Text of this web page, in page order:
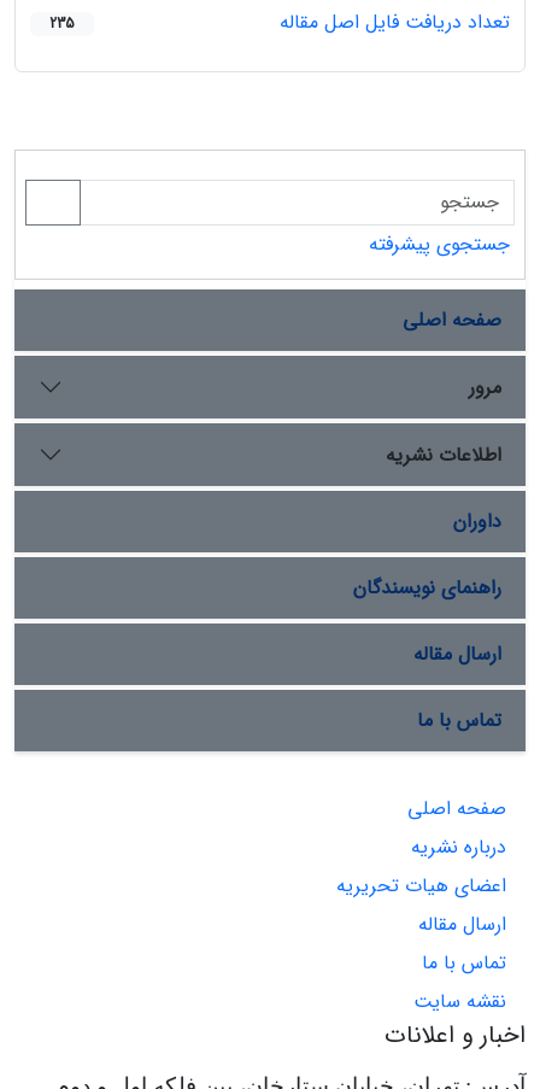
تعداد دریافت فایل اصل مقاله 235
جستجوی پیشرفته
صفحه اصلی
مرور
اطلاعات نشریه
داوران
راهنمای نویسندگان
ارسال مقاله
تماس با ما
صفحه اصلی
درباره نشریه
اعضای هیات تحریریه
ارسال مقاله
تماس با ما
نقشه سایت
اخبار و اعلانات